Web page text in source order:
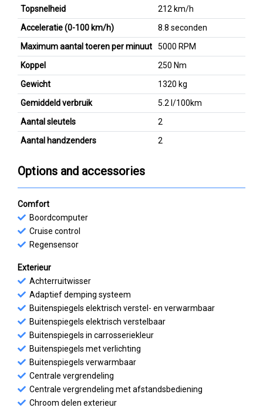
Topsnelheid
212 km/h
Acceleratie (0-100 km/h)
8.8 seconden
Maximum aantal toeren per minuut
5000 RPM
Koppel
250 Nm
Gewicht
1320 kg
Gemiddeld verbruik
5.2 l/100km
Aantal sleutels
2
Aantal handzenders
2
Options and accessories
Comfort
Boordcomputer
Cruise control
Regensensor
Exterieur
Achterruitwisser
Adaptief demping systeem
Buitenspiegels elektrisch verstel- en verwarmbaar
Buitenspiegels elektrisch verstelbaar
Buitenspiegels in carrosseriekleur
Buitenspiegels met verlichting
Buitenspiegels verwarmbaar
Centrale vergrendeling
Centrale vergrendeling met afstandsbediening
Chroom delen exterieur